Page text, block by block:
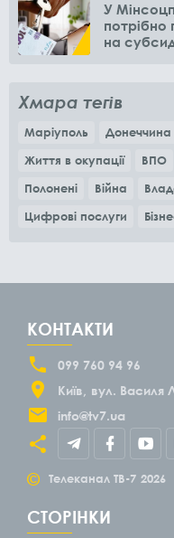
У
потрібно
на
Хмара тегів
Маріуполь Донеччина
Життя в окупації
ВПО
Полонені
Війна
Цифрові послуги
КОНТАКТИ
099 760 94 96
Київ
вул. Василя
info@tv7.ua
© Телеканал ТВ-7 2026
СТОРІНКИ